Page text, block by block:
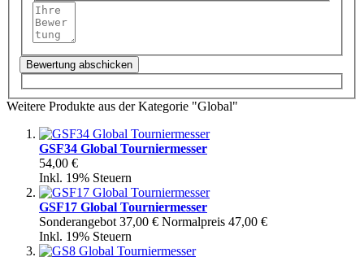
Bewertung abschicken
Weitere Produkte aus der Kategorie "Global"
GSF34 Global Tourniermesser
54,00 €
Inkl. 19% Steuern
GSF17 Global Tourniermesser
Sonderangebot 37,00 € Normalpreis 47,00 €
Inkl. 19% Steuern